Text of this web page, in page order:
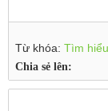
Từ khóa:Tìm hiểu
Chia sẻ lên: